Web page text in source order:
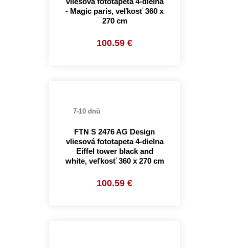
- Magic paris, veľkosť 360 x
270 cm
100.59 €
7-10 dnů
FTN S 2476 AG Design
vliesová fototapeta 4-dielna
Eiffel tower black and
white, veľkosť 360 x 270 cm
100.59 €